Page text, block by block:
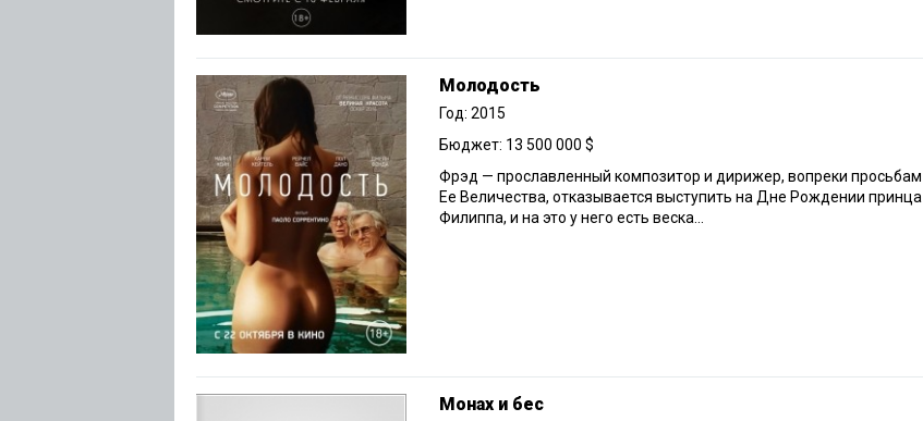
Молодость
Год: 2015
Бюджет: 13 500 000 $
Фрэд — прославленный композитор и дирижер, вопреки просьбам
Ее Величества, отказывается выступить на Дне Рождении принца
Филиппа, и на это у него есть веска...
Монах и бес